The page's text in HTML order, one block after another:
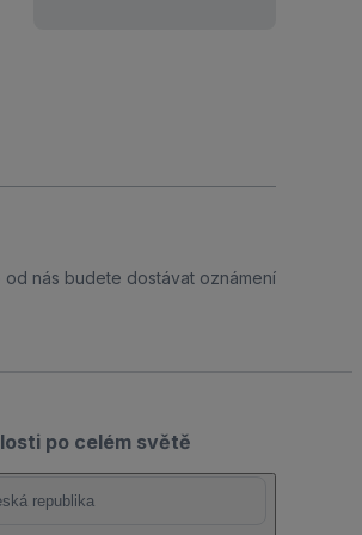
nás budete dostávat oznámení
po celém světě
republika